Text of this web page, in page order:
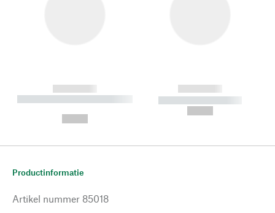
------------
----------- ----------- --------
------------
----------- -----------
Productinformatie
Artikel nummer 85018